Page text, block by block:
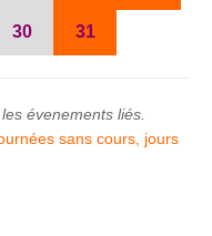
30 31
évenements liés.
sans cours, jours